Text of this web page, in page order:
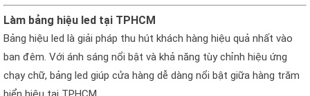
Làm bảng hiệu led tại TPHCM
Bảng hiệu led là giải pháp thu hút khách hàng hiệu quả nhất vào
ban đêm. Với ánh sáng nổi bật và khả năng tùy chỉnh hiệu ứng
chạy chữ, bảng led giúp cửa hàng dễ dàng nổi bật giữa hàng trăm